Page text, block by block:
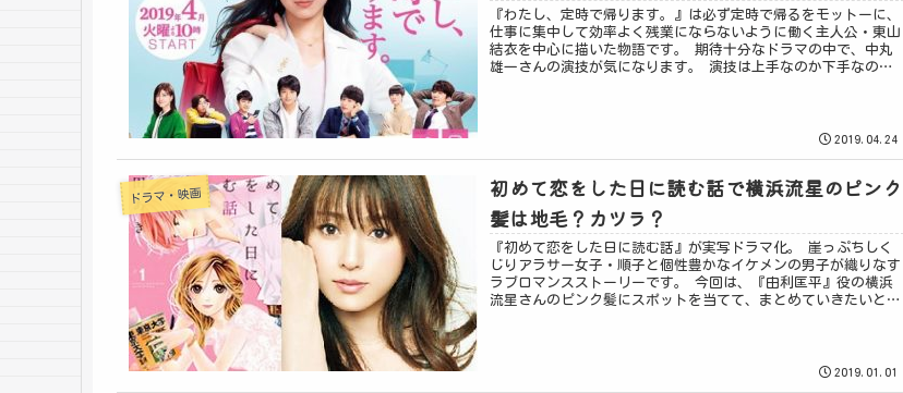
『わたし、定時で帰ります。』は必ず定時で帰るをモットーに、
仕事に集中して効率よく残業にならないように働く主人公・東山
結衣を中心に描いた物語です。 期待十分なドラマの中で、中丸
雄一さんの演技が気になります。 演技は上手なのか下手なのか
2019.04.24
ドラマ・映画
初めて恋をした日に読む話で横浜流星のピンク
髪は地毛？カツラ？
『初めて恋をした日に読む話』が実写ドラマ化。 崖っぷちしく
じりアラサー女子・順子と個性豊かなイケメンの男子が織りなす
ラブロマンスストーリーです。 今回は、『由利匡平』役の横浜
流星さんのピンク髪にスポットを当てて、まとめていきたいと思
2019.01.01